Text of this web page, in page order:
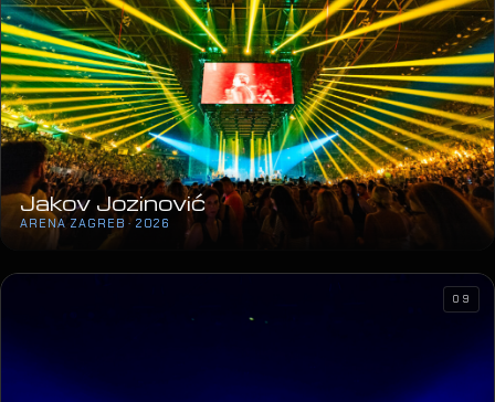
Jakov Jozinović
ARENA ZAGREB · 2026
09